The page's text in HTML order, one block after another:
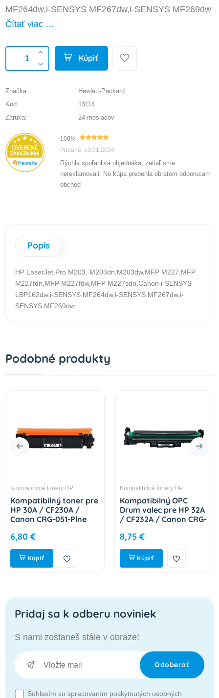
MF264dw,i-SENSYS MF267dw,i-SENSYS MF269dw
Čítať viac …
Kúpiť
Značka:
Hewlett-Packard
Kód:
13114
Záruka:
24 mesiacov
100%
Pridané: 10.01.2024
Rýchla spoľahlivá objednáka, zatiaľ sme
nereklamovali. No kúpa prebehla obratom odporucam
obchod
Popis
HP LaserJet Pro M203, M203dn,M203dw,MFP M227,MFP
M227fdn,MFP M227fdw,MFP M227sdn,Canon i-SENSYS
LBP162dw,i-SENSYS MF264dw,i-SENSYS MF267dw,i-
SENSYS MF269dw
Podobné produkty
Kompatibilné tonery HP
Kompatibilný toner pre
HP 30A / CF230A /
Canon CRG-051-Plne
strán
6,80 €
Kúpiť
Kompatibilné tonery HP
Kompatibilný OPC
Drum valec pre HP 32A
/ CF232A / Canon CRG-
23000 strán
8,75 €
Kúpiť
Pridaj sa k odberu noviniek
S nami zostaneš stále v obraze!
Odoberať
Súhlasím so spracovaním poskytnutých osobných